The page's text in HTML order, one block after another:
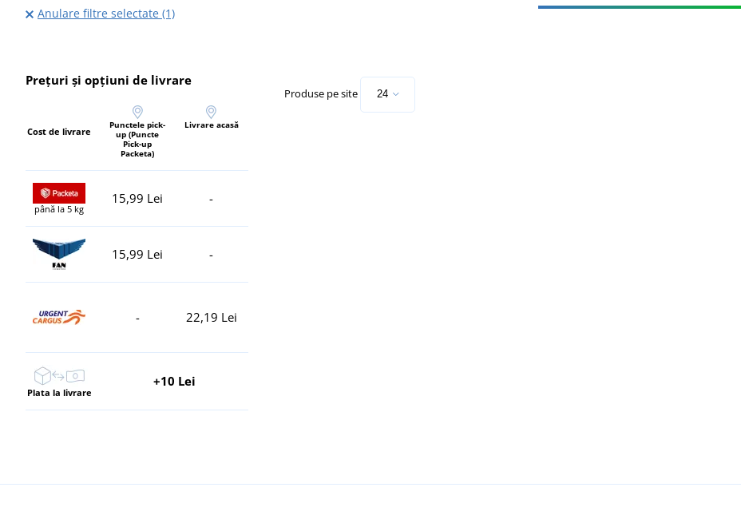
Anulare filtre selectate (1)
Prețuri și opțiuni de livrare
Cost de livrare
Punctele pick-
up (Puncte
Pick-up
Packeta)
Livrare acasă
până la 5 kg
15,99 Lei -
15,99 Lei -
- 22,19 Lei
Plata la livrare
+10 Lei
Produse pe site